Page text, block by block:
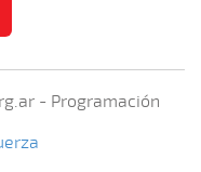
- Programación